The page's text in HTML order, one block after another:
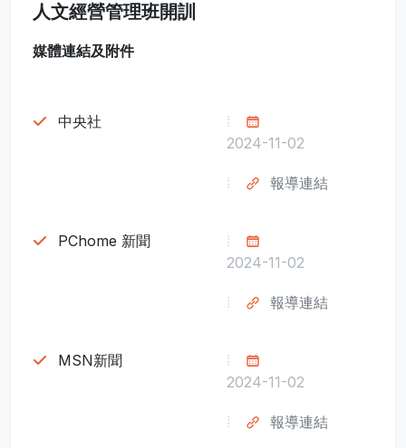
人文經營管理班開訓
媒體連結及附件
中央社
2024-11-02
報導連結
PChome 新聞
2024-11-02
報導連結
MSN新聞
2024-11-02
報導連結